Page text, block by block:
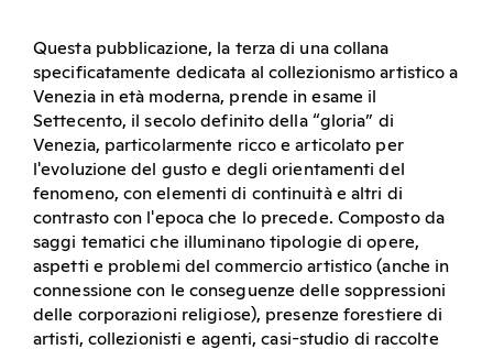
Questa pubblicazione, la terza di una collana
specificatamente dedicata al collezionismo artistico a
Venezia in età moderna, prende in esame il
Settecento, il secolo definito della “gloria” di
Venezia, particolarmente ricco e articolato per
l'evoluzione del gusto e degli orientamenti del
fenomeno, con elementi di continuità e altri di
contrasto con l'epoca che lo precede. Composto da
saggi tematici che illuminano tipologie di opere,
aspetti e problemi del commercio artistico (anche in
connessione con le conseguenze delle soppressioni
delle corporazioni religiose), presenze forestiere di
artisti, collezionisti e agenti, casi-studio di raccolte